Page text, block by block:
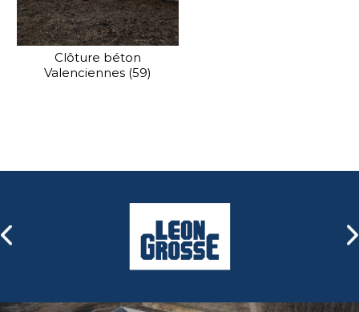
Clôture béton
Valenciennes (59)